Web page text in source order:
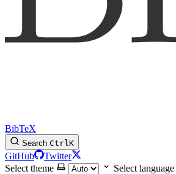
BibTeX
Search CtrlK
GitHub
Twitter
Select theme
Select language